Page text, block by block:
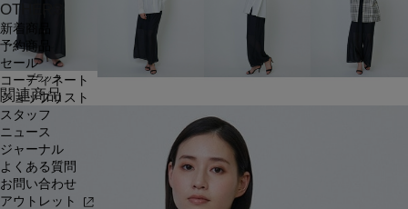
OTHERS
新着商品
予約商品
セール
コーディネート
ショップリスト
スタッフ
ニュース
ジャーナル
よくある質問
お問い合わせ
アウトレット
ブラック
関連商品